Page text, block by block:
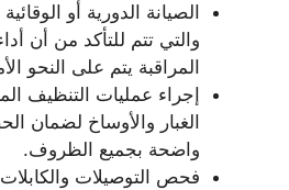
الصيانة الدورية أو
والتي تتم للتأكد من أن
المراقبة يتم على النحو
إجراء عمليات التنظيف
الغبار والأوساخ لضمان
واضحة بجميع الظروف.
فحص التوصيلات